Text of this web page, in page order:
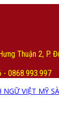
Thuận 2, P.
- 0868.993.997